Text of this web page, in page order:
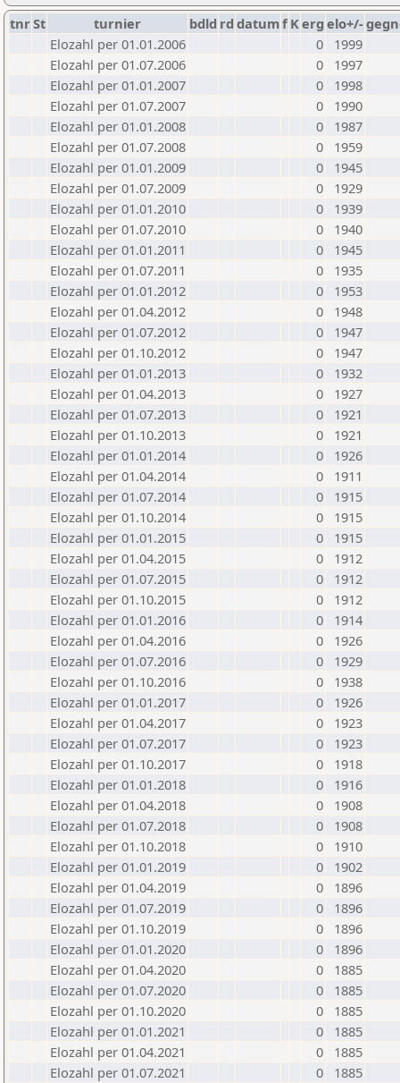
tnrSt turnier bdld rd datumf Kerg elo+/-
Elozahl per 01.01.2006
0
1999
Elozahl per 01.07.2006
0
1997
Elozahl per 01.01.2007
0
1998
Elozahl per 01.07.2007
0
1990
Elozahl per 01.01.2008
0
1987
Elozahl per 01.07.2008
0
1959
Elozahl per 01.01.2009
0
1945
Elozahl per 01.07.2009
0
1929
Elozahl per 01.01.2010
0
1939
Elozahl per 01.07.2010
0
1940
Elozahl per 01.01.2011
0
1945
Elozahl per 01.07.2011
0
1935
Elozahl per 01.01.2012
0
1953
Elozahl per 01.04.2012
0
1948
Elozahl per 01.07.2012
0
1947
Elozahl per 01.10.2012
0
1947
Elozahl per 01.01.2013
0
1932
Elozahl per 01.04.2013
0
1927
Elozahl per 01.07.2013
0
1921
Elozahl per 01.10.2013
0
1921
Elozahl per 01.01.2014
0
1926
Elozahl per 01.04.2014
0
1911
Elozahl per 01.07.2014
0
1915
Elozahl per 01.10.2014
0
1915
Elozahl per 01.01.2015
0
1915
Elozahl per 01.04.2015
0
1912
Elozahl per 01.07.2015
0
1912
Elozahl per 01.10.2015
0
1912
Elozahl per 01.01.2016
0
1914
Elozahl per 01.04.2016
0
1926
Elozahl per 01.07.2016
0
1929
Elozahl per 01.10.2016
0
1938
Elozahl per 01.01.2017
0
1926
Elozahl per 01.04.2017
0
1923
Elozahl per 01.07.2017
0
1923
Elozahl per 01.10.2017
0
1918
Elozahl per 01.01.2018
0
1916
Elozahl per 01.04.2018
0
1908
Elozahl per 01.07.2018
0
1908
Elozahl per 01.10.2018
0
1910
Elozahl per 01.01.2019
0
1902
Elozahl per 01.04.2019
0
1896
Elozahl per 01.07.2019
0
1896
Elozahl per 01.10.2019
0
1896
Elozahl per 01.01.2020
0
1896
Elozahl per 01.04.2020
0
1885
Elozahl per 01.07.2020
0
1885
Elozahl per 01.10.2020
0
1885
Elozahl per 01.01.2021
0
1885
Elozahl per 01.04.2021
0
1885
Elozahl per 01.07.2021
0
1885